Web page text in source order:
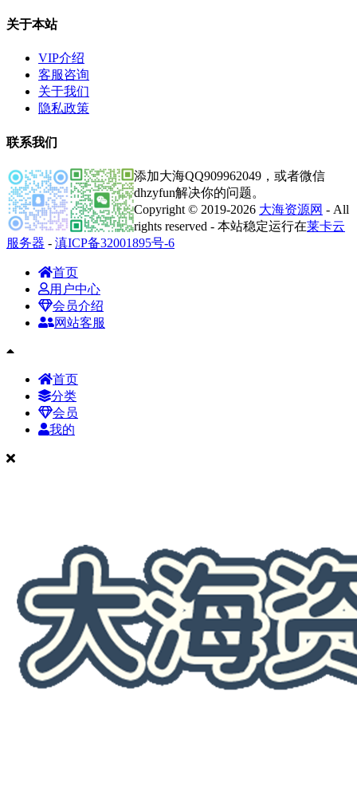
关于本站
VIP介绍
客服咨询
关于我们
隐私政策
联系我们
添加大海QQ909962049，或者微信
dhzyfun解决你的问题。
Copyright © 2019-2026 大海资源网 - All
rights reserved - 本站稳定运行在莱卡云
服务器 - 滇ICP备32001895号-6
首页
用户中心
会员介绍
网站客服
首页
分类
会员
我的